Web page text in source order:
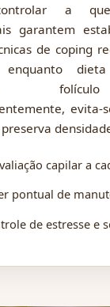
a
garantem
de coping
enquanto
evita-
capilar a
pontual de
de estresse e